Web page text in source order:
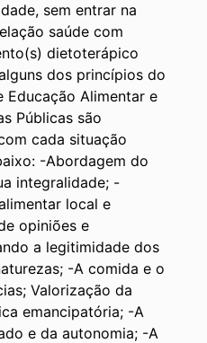
sem entrar na
saúde com
dietoterápico
dos princípios do
Educação Alimentar e
Públicas são
cada situação
-Abordagem do
integralidade; -
local e
opiniões e
a legitimidade dos
-A comida e o
Valorização da
emancipatória; -A
e da autonomia; -A